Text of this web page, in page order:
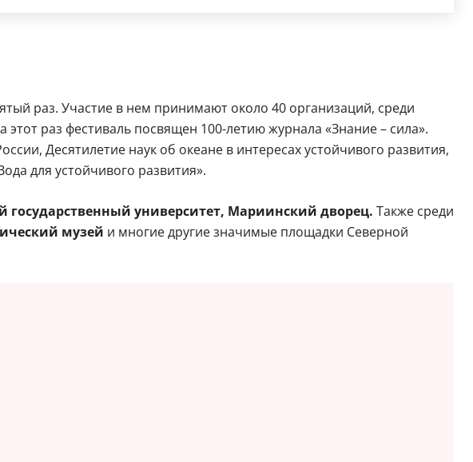
раз. Участие в нем принимают около 40 организаций, среди
раз фестиваль посвящен 100-летию журнала «Знание – сила».
Десятилетие наук об океане в интересах устойчивого развития,
для устойчивого развития».
государственный университет, Мариинский дворец. Также среди
музей и многие другие значимые площадки Северной